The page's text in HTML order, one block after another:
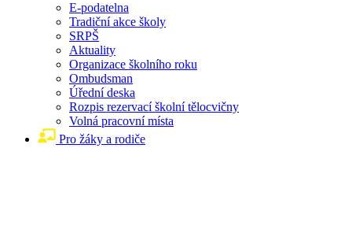
E-podatelna
Tradiční akce školy
SRPŠ
Aktuality
Organizace školního roku
Ombudsman
Úřední deska
Rozpis rezervací školní tělocvičny
Volná pracovní místa
Pro žáky a rodiče